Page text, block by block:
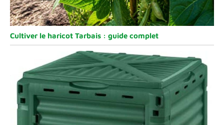
Cultiver le haricot Tarbais : guide complet